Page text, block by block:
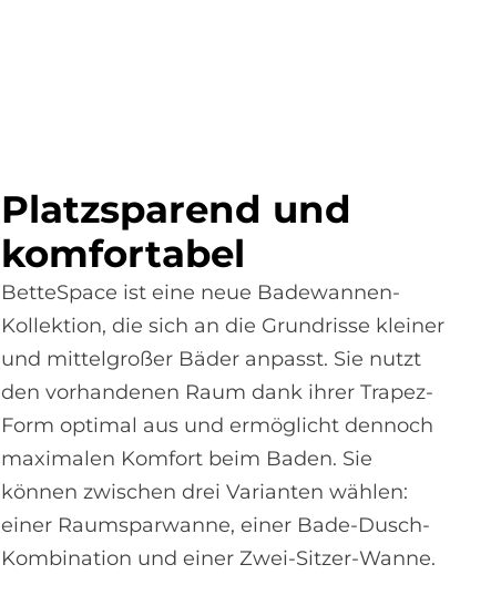
Platz­spa­rend und
kom­for­ta­bel
BetteSpace ist eine neue Badewannen-
Kollektion, die sich an die Grundrisse kleiner
und mittelgroßer Bäder anpasst. Sie nutzt
den vorhandenen Raum dank ihrer Trapez-
Form optimal aus und ermöglicht dennoch
maximalen Komfort beim Baden. Sie
können zwischen drei Varianten wählen:
einer Raumsparwanne, einer Bade-Dusch-
Kombination und einer Zwei-Sitzer-Wanne.